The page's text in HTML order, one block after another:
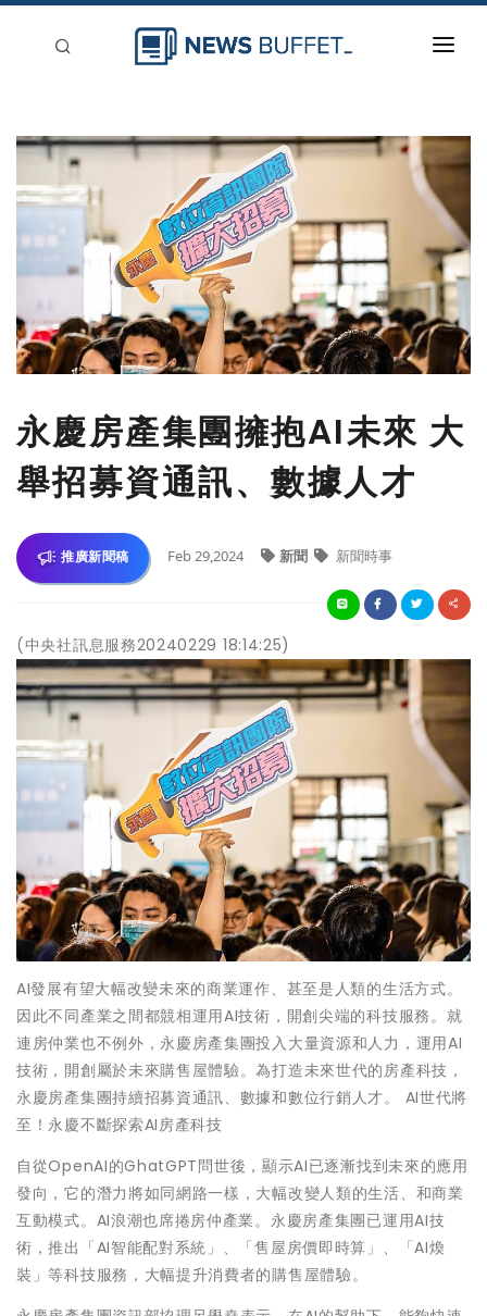
新聞稿分類
登入
刊登
永慶房產集團擁抱AI未來 大
舉招募資通訊、數據人才
推廣新聞稿 Feb 29,2024 新聞 新聞時事
(中央社訊息服務20240229 18:14:25)
AI發展有望大幅改變未來的商業運作、甚至是人類的生活方式。
因此不同產業之間都競相運用AI技術，開創尖端的科技服務。就
連房仲業也不例外，永慶房產集團投入大量資源和人力，運用AI
技術，開創屬於未來購售屋體驗。為打造未來世代的房產科技，
永慶房產集團持續招募資通訊、數據和數位行銷人才。 AI世代將
至！永慶不斷探索AI房產科技
自從OpenAI的GhatGPT問世後，顯示AI已逐漸找到未來的應用
發向，它的潛力將如同網路一樣，大幅改變人類的生活、和商業
互動模式。AI浪潮也席捲房仲產業。永慶房產集團已運用AI技
術，推出「AI智能配對系統」、「售屋房價即時算」、「AI煥
裝」等科技服務，大幅提升消費者的購售屋體驗。